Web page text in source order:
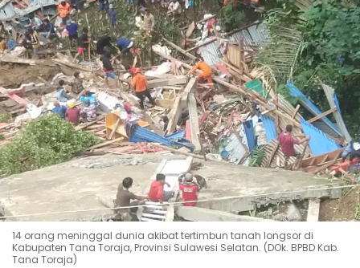
14 orang meninggal dunia akibat tertimbun tanah longsor di
Kabupaten Tana Toraja, Provinsi Sulawesi Selatan. (DOk. BPBD Kab.
Tana Toraja)